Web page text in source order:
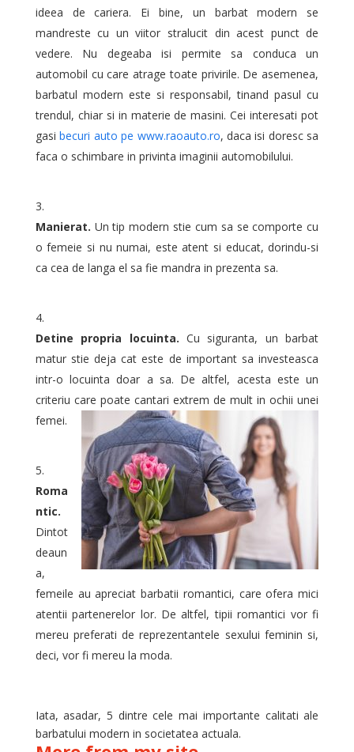
ideea de cariera. Ei bine, un barbat modern se
mandreste cu un viitor stralucit din acest punct de
vedere. Nu degeaba isi permite sa conduca un
automobil cu care atrage toate privirile. De asemenea,
barbatul modern este si responsabil, tinand pasul cu
trendul, chiar si in materie de masini. Cei interesati pot
gasibecuri auto pe www.raoauto.ro, daca isi doresc sa
faca o schimbare in privinta imaginii automobilului.
Manierat. Un tip modern stie cum sa se comporte cu
o femeie si nu numai, este atent si educat, dorindu-si
ca cea de langa el sa fie mandra in prezenta sa.
Detine propria locuinta. Cu siguranta, un barbat
matur stie deja cat este de important sa investeasca
intr-o locuinta doar a sa. De altfel, acesta este un
criteriu care poate cantari extrem de mult in ochii unei
femei.
Roma
ntic.
Dintot
deaun
a,
femeile au apreciat barbatii romantici, care ofera mici
atentii partenerelor lor. De altfel, tipii romantici vor fi
mereu preferati de reprezentantele sexului feminin si,
deci, vor fi mereu la moda.
Iata, asadar, 5 dintre cele mai importante calitati ale
barbatului modern in societatea actuala.